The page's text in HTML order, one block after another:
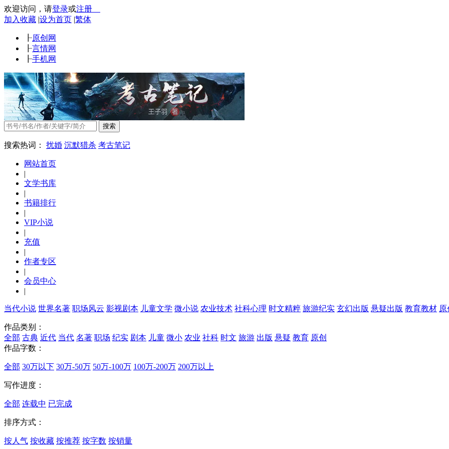
欢迎访问 ， 请登录或注册
加入收藏 |设为首页 |繁体
┠原创网
┠言情网
┠手机网
搜索
搜索热词： 扰婚 沉默猎杀 考古笔记
网站首页
|
文学书库
|
书籍排行
|
VIP小说
|
充值
|
作者专区
|
会员中心
|
当代小说 世界名著 职场风云 影视剧本 儿童文学 微小说 农业技术 社科心理 时文精粹 旅游纪实 玄幻出版 悬疑出版 教育教材
作品类别：
全部 古典 近代 当代 名著 职场 纪实 剧本 儿童 微小 农业 社科 时文 旅游 出版 悬疑 教育 原创
作品字数：
全部 30万以下 30万-50万 50万-100万 100万-200万 200万以上
写作进度：
全部 连载中 已完成
排序方式：
按人气 按收藏 按推荐 按字数 按销量